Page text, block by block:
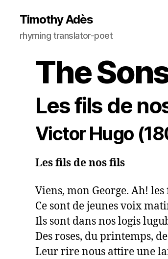
Timothy Adès
rhyming translator-poet
The
Les fils de
Victor Hugo
Les fils de nos fils
Viens, mon George. Ah!
Ce sont de jeunes voix
Ils sont dans nos logis
Des roses, du printemps,
Leur rire nous attire une